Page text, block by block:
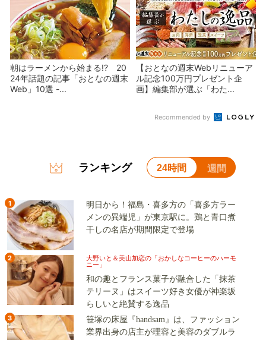
朝はラーメンから始まる!? 20
24年話題の記事「おとなの週末
Web」10選 -...
【おとなの週末Webリニューア
ル記念100万円プレゼント企
画】編集部が選ぶ「わた...
Recommended by
ランキング 24時間 週間
1
明日から！福島・喜多方の「喜多方ラー
メンの異端児」が東京駅に。鶏と青口煮
干しの名店が期間限定で登場
2
大野いと＆美山加恋の「おかしなコーヒーのハーモ
ニー」
和の趣とフランス菓子が融合した「抹茶
テリーヌ」はスイーツ好き女優が神楽坂
らしいと絶賛する逸品
3
笹塚の床屋『handsam』は、ファッション
業界出身の店主が理容と美容のダブルラ